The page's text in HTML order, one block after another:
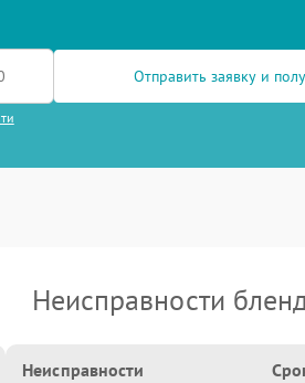
Отправить заявку и
Неисправности
Неисправности